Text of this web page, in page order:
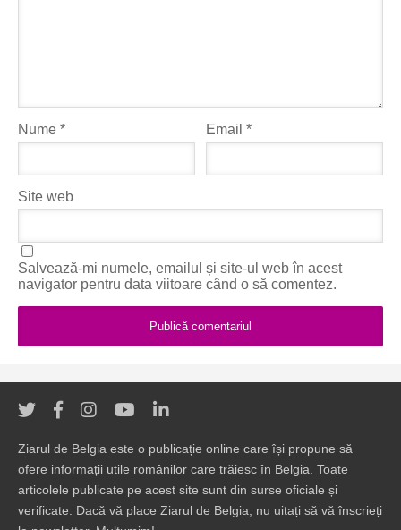
Nume * Email*
Site web
Salvează-mi numele, emailul și site-ul web în acest
navigator pentru data viitoare când o să comentez.
Ziarul de Belgia este o publicație online care își propune să
ofere informații utile românilor care trăiesc în Belgia. Toate
articolele publicate pe acest site sunt din surse oficiale și
verificate. Dacă vă place Ziarul de Belgia, nu uitați să vă înscrieți